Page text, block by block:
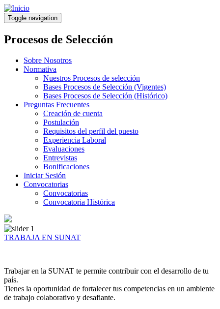
Pasar
al
contenido
principal
Toggle navigation
Procesos de Selección
Sobre Nosotros
Normativa
Nuestros Procesos de selección
Bases Procesos de Selección (Vigentes)
Bases Procesos de Selección (Histórico)
Preguntas Frecuentes
Creación de cuenta
Postulación
Requisitos del perfil del puesto
Experiencia Laboral
Evaluaciones
Entrevistas
Bonificaciones
Iniciar Sesión
Convocatorias
Convocatorias
Convocatoria Histórica
TRABAJA EN SUNAT
Trabajar en la SUNAT te permite contribuir con el desarrollo de tu
país.
Tienes la oportunidad de fortalecer tus competencias en un ambiente
de trabajo colaborativo y desafiante.